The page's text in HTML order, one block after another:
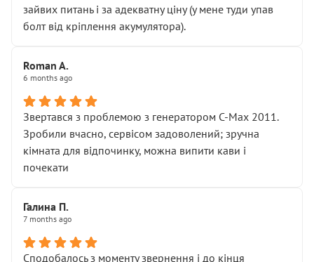
зайвих питань і за адекватну ціну (у мене туди упав
болт від кріплення акумулятора).
Roman A.
6 months ago
Звертався з проблемою з генератором C-Max 2011.
Зробили вчасно, сервісом задоволений; зручна
кімната для відпочинку, можна випити кави і
почекати
Галина П.
7 months ago
Сподобалось з моменту звернення і до кінця